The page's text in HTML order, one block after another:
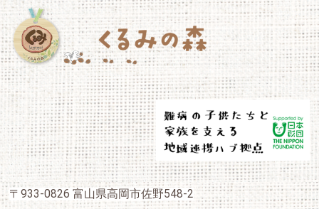
〒933-0826 富山県高岡市佐野548-2